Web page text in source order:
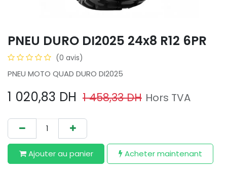
PNEU DURO DI2025 24x8 R12 6PR
(0 avis)
PNEU MOTO QUAD DURO DI2025
1 020,83 DH 1 458,33DH Hors TVA
Ajouter au​ panier Acheter maintenant